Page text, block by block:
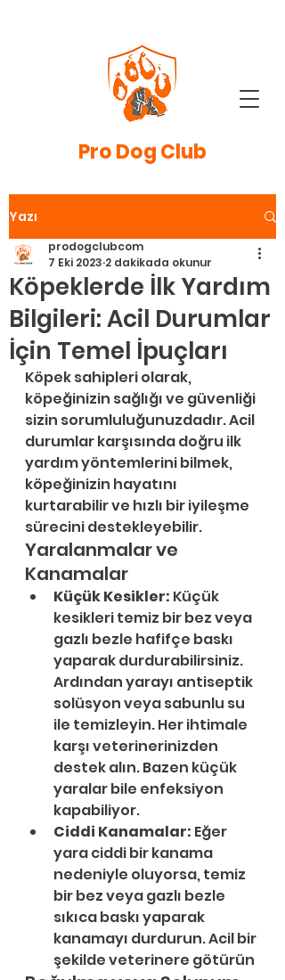
ProDog Club
Yazı
Köpeklerde İlk Yardım
Bilgileri: Acil Durumlar
İçin Temel İpuçları
prodogclubcom
7 Eki 2023 2 dakikada okunur
Köpek sahipleri olarak,
köpeğinizin sağlığı ve güvenliği
sizin sorumluluğunuzdadır. Acil
durumlar karşısında doğru ilk
yardım yöntemlerini bilmek,
köpeğinizin hayatını
kurtarabilir ve hızlı bir iyileşme
sürecini destekleyebilir.
Yaralanmalar ve
Kanamalar
Küçük Kesikler: Küçük
kesikleri temiz bir bez veya
gazlı bezle hafifçe baskı
yaparak durdurabilirsiniz.
Ardından yarayı antiseptik
solüsyon veya sabunlu su
ile temizleyin. Her ihtimale
karşı veterinerinizden
destek alın. Bazen küçük
yaralar bile enfeksiyon
kapabiliyor.
Ciddi Kanamalar: Eğer
yara ciddi bir kanama
nedeniyle oluyorsa, temiz
bir bez veya gazlı bezle
sıkıca baskı yaparak
kanamayı durdurun. Acil bir
şekilde veterinere götürün